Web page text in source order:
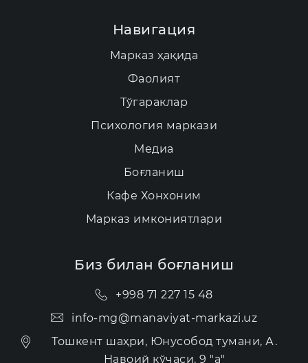
Навигация
Марказ ҳақида
Фаолият
Тўгараклар
Психология маркази
Медиа
Боғланиш
Кафе Хонхоним
Марказ имкониятлари
Биз билан боғланиш
+998 71 227 15 48
info-mg@manaviyat-markazi.uz
Тошкент шаҳри, Юнусобод тумани, А.
Навоий кўчаси, 9 "а"